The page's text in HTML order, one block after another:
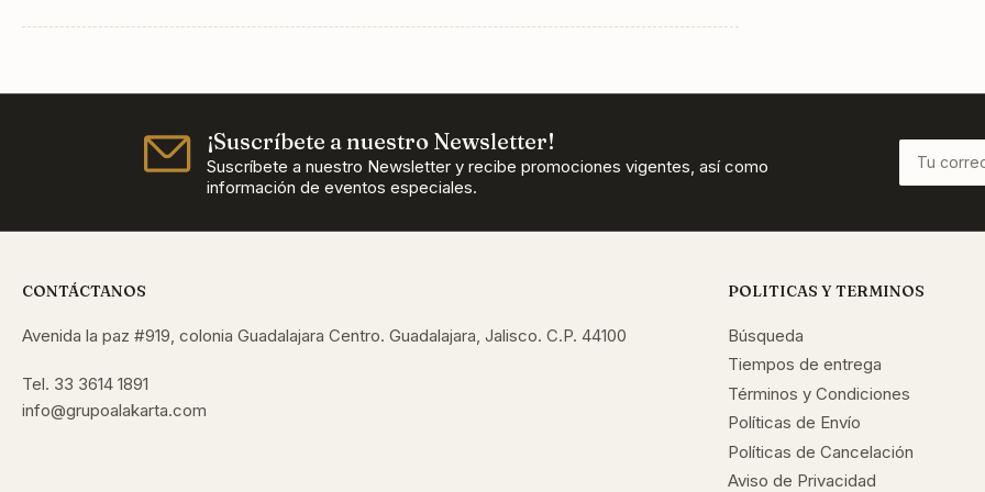
¡Suscríbete a nuestro Newsletter!
Suscríbete a nuestro Newsletter y recibe promociones vigentes, así como
información de eventos especiales.
Tu
correo
electrónico
CONTÁCTANOS
Avenida la paz #919, colonia Guadalajara Centro. Guadalajara, Jalisco. C.P. 44100
Tel. 33 3614 1891
info@grupoalakarta.com
POLITICAS Y TERMINOS
Búsqueda
Tiempos de entrega
Términos y Condiciones
Políticas de Envío
Políticas de Cancelación
Aviso de Privacidad